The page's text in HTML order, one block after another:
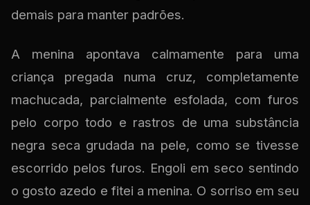
demais para manter padrões.
A menina apontava calmamente para uma
criança pregada numa cruz, completamente
machucada, parcialmente esfolada, com furos
pelo corpo todo e rastros de uma substância
negra seca grudada na pele, como se tivesse
escorrido pelos furos. Engoli em seco sentindo
o gosto azedo e fitei a menina. O sorriso em seu